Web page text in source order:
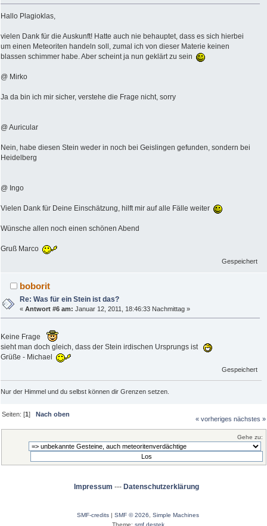
Hallo Plagioklas,
vielen Dank für die Auskunft! Hatte auch nie behauptet, dass es sich hierbei
um einen Meteoriten handeln soll, zumal ich von dieser Materie keinen
blassen schimmer habe. Aber scheint ja nun geklärt zu sein
@ Mirko
Ja da bin ich mir sicher, verstehe die Frage nicht, sorry
@ Auricular
Nein, habe diesen Stein weder in noch bei Geislingen gefunden, sondern bei
Heidelberg
@ Ingo
Vielen Dank für Deine Einschätzung, hilft mir auf alle Fälle weiter
Wünsche allen noch einen schönen Abend
Gruß Marco
Gespeichert
boborit
Re: Was für ein Stein ist das?
«Antwort #6 am: Januar 12, 2011, 18:46:33 Nachmittag »
Keine Frage
sieht man doch gleich, dass der Stein irdischen Ursprungs ist
Grüße - Michael
Gespeichert
Nur der Himmel und du selbst können dir Grenzen setzen.
Seiten: [1]Nach oben
« vorheriges nächstes »
Gehe zu:
Impressum --- Datenschutzerklärung
SMF-credits | SMF © 2026
Simple Machines
Theme: smf destek